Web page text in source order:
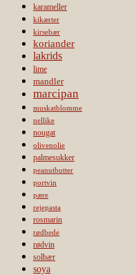
karameller
kikærter
kirsebær
koriander
lakrids
lime
mandler
marcipan
muskatblomme
nellike
nougat
olivenolie
palmesukker
peanutbutter
portvin
pære
rejepasta
rosmarin
rødbede
rødvin
solbær
soya